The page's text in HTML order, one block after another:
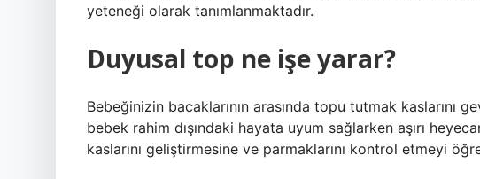
yeteneği olarak tanımlanmaktadır.
Duyusal top ne işe yarar?
Bebeğinizin bacaklarının arasında topu tutmak kaslarını
bebek rahim dışındaki hayata uyum sağlarken aşırı
kaslarını geliştirmesine ve parmaklarını kontrol etmeyi